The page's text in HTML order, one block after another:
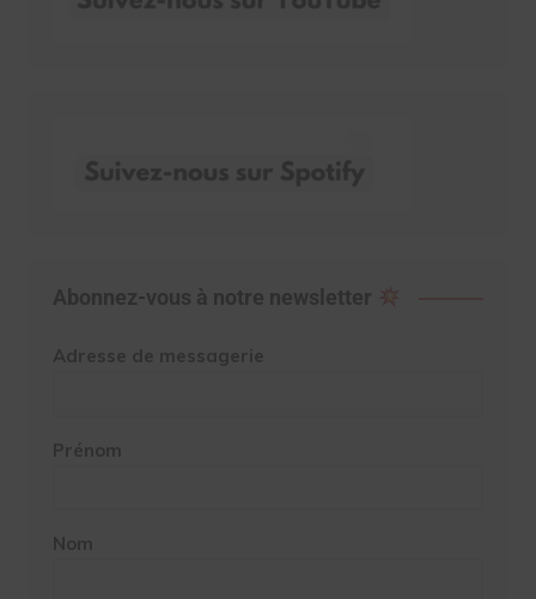
Abonnez-vous à notre newsletter
Adresse de messagerie
Prénom
Nom